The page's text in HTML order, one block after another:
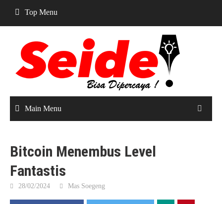
content
Top Menu
Main Menu
Bitcoin Menembus Level
Fantastis
28/02/2024 Mas Soegeng